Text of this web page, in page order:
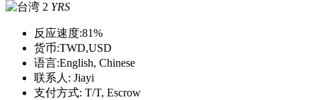
2 YRS
反应速度:81%
货币:TWD,USD
语言:English, Chinese
联系人: Jiayi
支付方式: T/T, Escrow